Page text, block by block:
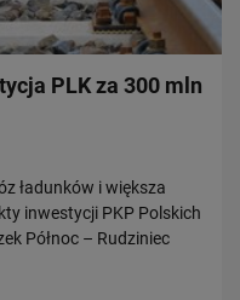
PLK za 300 mln
ładunków i większa
inwestycji PKP Polskich
Północ – Rudziniec